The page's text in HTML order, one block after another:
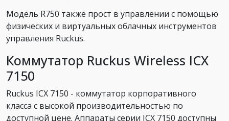
Модель R750 также прост в управлении с помощью
физических и виртуальных облачных инструментов
управления Ruckus.
Коммутатор Ruckus Wireless ICX
7150
Ruckus ICX 7150 - коммутатор корпоративного
класса с высокой производительностью по
доступной цене. Аппараты серии ICX 7150 доступны